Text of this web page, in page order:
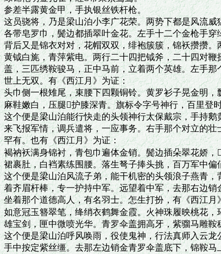
参差半露黄金甲，手执银丝铁杆枪。
这员骁将，乃是梁山泊小李广花荣。两势下都是风流
各带皂罗巾，鬓边都插翠叶金花。左手十二个金枪手
背后又是锦衣对对，花帽双双，绯袍簇簇，锦袄攒攒
黄钺白旄，青萍紫电。两行二十四把钺斧，二十四对
盖，三匹绣鞍骏马，正中马前，立着两个英雄。左手
世上无双。有《西江月》为证：
头巾侧一根雉尾，束腰下四颗铜铃。黄罗衫子晃金明
麻鞋嫩白，压腿护膝深青。旗标令字号神行，百里登
这个便是梁山泊能行快走的头领神行太保戴宗，手持
来飞报军情，调兵遣将，一应事务。右手那个对立的
罕有。也有《西江月》为证：
褐衲袄满身锦衬，青包巾遍体金销。鬓边插朵翠花娇
裙裹肚，白裆素练围腰。落生弩子捧头挑，百万军中偏
这个便是梁山泊风流子弟，能干机密的头领浪子燕青
着齐眉杆棒，专一护持中军。远望着中军，去那右边
坐着那个道德高人，有名羽士。怎生打扮，有《西江月
如意冠玉簪翠笔，绛绡衣鹤舞金霞。火神珠履映桃花
雄宝剑，匣中微喷光华。青罗伞盖拥高牙，紫骝马雕鞍
这个便是梁山泊呼风唤雨，役使鬼神，行法真师入云
手中按定紫丝缰。去那左边销金青罗伞盖底下，锦鞍